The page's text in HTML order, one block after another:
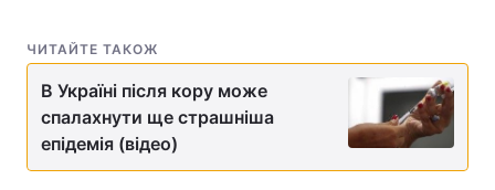
Спорт
Техно і зв'язок Лайт
Зброя
ЧИТАЙТЕ ТАКОЖ
В Україні після кору може
спалахнути ще страшніша
епідемія (відео)